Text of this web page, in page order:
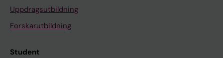
Uppdragsutbildning
Forskarutbildning
Student